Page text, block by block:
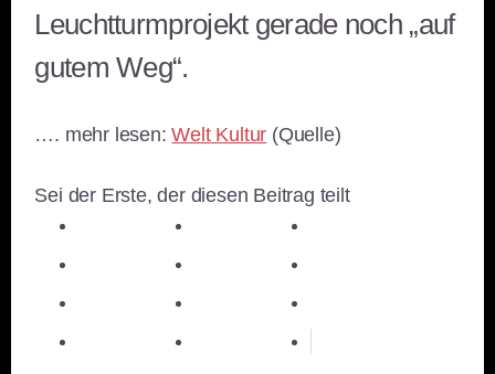
Leuchtturmprojekt gerade noch „auf
gutem Weg“.
…. mehr lesen:Welt Kultur (Quelle)
Sei der Erste, der diesen Beitrag teilt